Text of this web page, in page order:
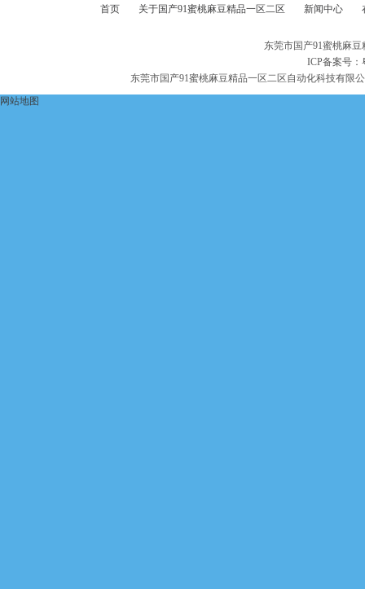
首页 关于国产91蜜桃麻豆精品一区二区 新闻中心
东莞市国产91蜜桃麻
ICP备案号：
东莞市国产91蜜桃麻豆精品一区二区自动化科技有限
网站地图